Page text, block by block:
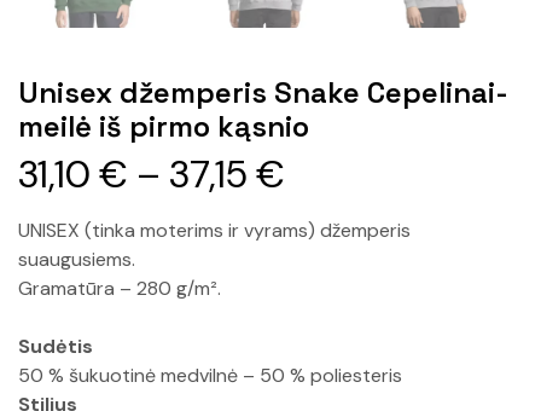
Unisex džemperis Snake Cepelinai-
meilė iš pirmo kąsnio
31,10€ – 37,15€
UNISEX (tinka moterims ir vyrams) džemperis
suaugusiems.
Gramatūra – 280 g/m².
Sudėtis
50 % šukuotinė medvilnė – 50 % poliesteris
Stilius